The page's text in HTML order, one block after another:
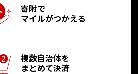
寄附で
マイルがつかえる
複数自治体を
まとめて決済